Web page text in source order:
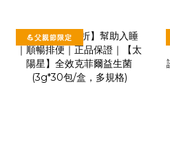
💪父親節限定